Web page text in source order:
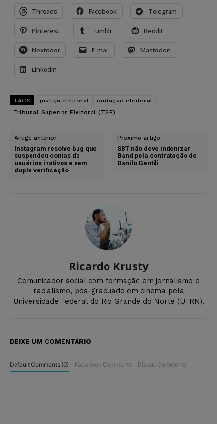
Threads Facebook Telegram
Pinterest Tumblr Reddit
Nextdoor E-mail Mastodon
LinkedIn
TAGS justiça eleitoral
quitação eleitoral
Tribunal Superior Eleitoral (TSE)
Artigo anterior
Instagram resolve bug que
suspendeu contas de
usuários inativos e sem
dupla verificação
Próximo artigo
SBT não deve indenizar
Band pela contratação de
Danilo Gentili
Ricardo Krusty
Comunicador social com formação em jornalismo e
radialismo, pós-graduado em cinema pela
Universidade Federal do Rio Grande do Norte (UFRN).
DEIXE UM COMENTÁRIO
Default Comments (0) Facebook Comments Disqus Comments